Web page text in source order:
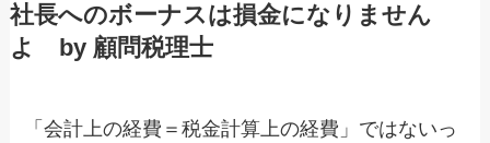
社長へのボーナスは損金になりません
よ by 顧問税理士
「会計上の経費＝税金計算上の経費」ではないっ